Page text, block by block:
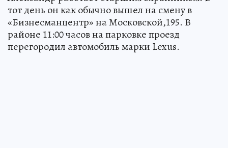
тот день он как обычно вышел на смену в
«Бизнесманцентр» на Московской,195. В
районе 11:00 часов на парковке проезд
перегородил автомобиль марки Lexus.